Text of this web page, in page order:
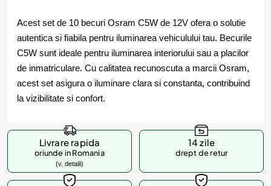
Acest set de 10 becuri Osram C5W de 12V ofera o solutie
autentica si fiabila pentru iluminarea vehiculului tau. Becurile
C5W sunt ideale pentru iluminarea interiorului sau a placilor
de inmatriculare. Cu calitatea recunoscuta a marcii Osram,
acest set asigura o iluminare clara si constanta, contribuind
la vizibilitate si confort.
Livrare rapida
oriunde in Romania
(v. detalii)
14 zile
drept de retur